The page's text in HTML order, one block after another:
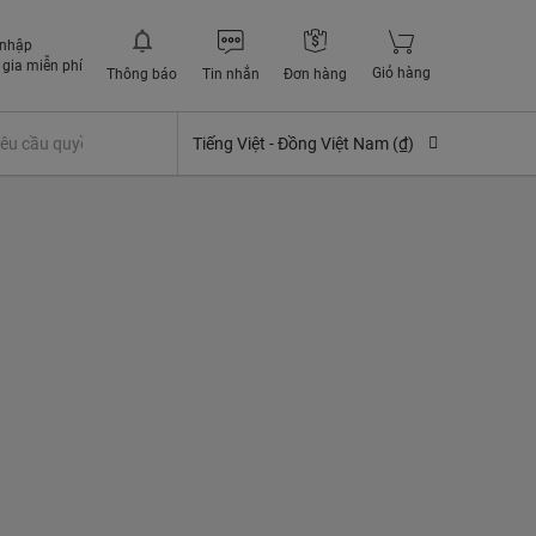
miễn phí
Thông báo Tin nhắn Đơn hàng Giỏ hàng
cầu quyền lợi bảo hiểm Tiếng Việt -Đồng Việt Nam (₫)